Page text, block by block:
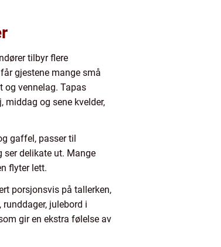
tilbyr flere
gjestene mange små
og vennelag. Tapas
middag og sene kvelder,
gaffel, passer til
ser delikate ut. Mange
flyter lett.
porsjonsvis på tallerken,
julebord i
gir en ekstra følelse av